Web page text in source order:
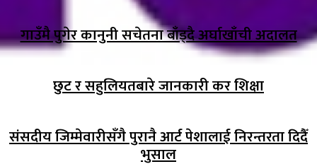
गाउँमै पुगेर कानुनी सचेतना बाँड्दै अर्घाखाँची अदालत
छुट र सहुलियतबारे जानकारी कर शिक्षा
संसदीय जिम्मेवारीसँगै पुरानै आर्ट पेशालाई निरन्तरता दिदैँ
भुसाल